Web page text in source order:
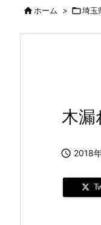
ホーム > 埼玉
木漏
 2018